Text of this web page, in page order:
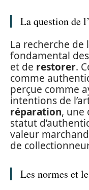
La question de
La recherche de
fondamental
et de restorer.
comme
perçue comme
intentions de
réparation, une
statut
valeur
de
Les normes et